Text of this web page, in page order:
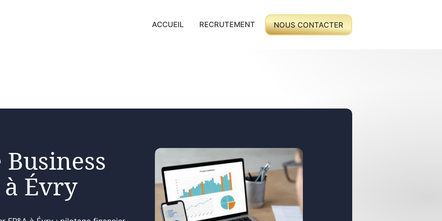
ACCUEIL RECRUTEMENT NOUS CONTACTER
Évry